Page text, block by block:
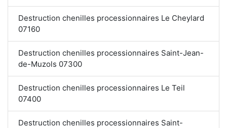
Destruction chenilles processionnaires Le Cheylard
07160
Destruction chenilles processionnaires Saint-Jean-
de-Muzols 07300
Destruction chenilles processionnaires Le Teil
07400
Destruction chenilles processionnaires Saint-